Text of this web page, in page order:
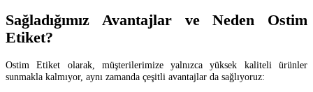
Sağladığımız Avantajlar ve Neden Ostim
Etiket?
Ostim Etiket olarak, müşterilerimize yalnızca yüksek kaliteli ürünler
sunmakla kalmıyor, aynı zamanda çeşitli avantajlar da sağlıyoruz: